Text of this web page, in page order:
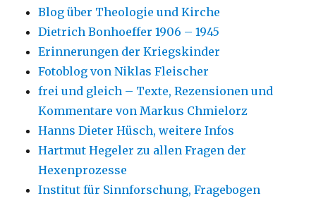
Blog über Theologie und Kirche
Dietrich Bonhoeffer 1906 – 1945
Erinnerungen der Kriegskinder
Fotoblog von Niklas Fleischer
frei und gleich – Texte, Rezensionen und
Kommentare von Markus Chmielorz
Hanns Dieter Hüsch, weitere Infos
Hartmut Hegeler zu allen Fragen der
Hexenprozesse
Institut für Sinnforschung, Fragebogen